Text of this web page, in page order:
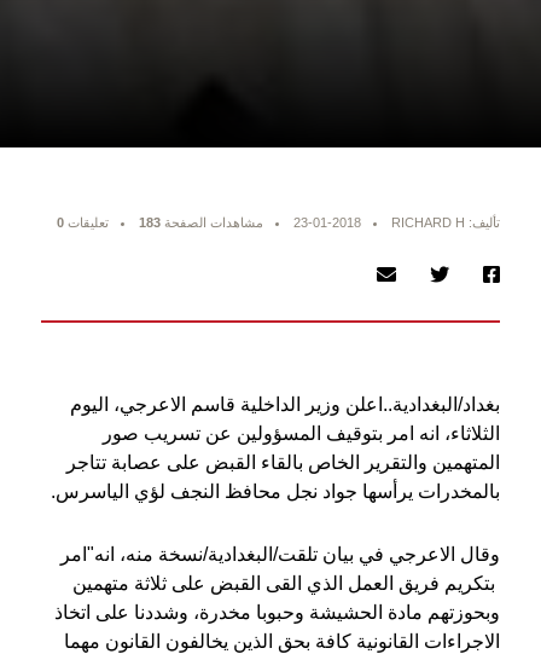
تأليف: RICHARD H 23-01-2018 مشاهدات الصفحة 183 تعليقات 0
بغداد/البغدادية..اعلن وزير الداخلية قاسم الاعرجي، اليوم
الثلاثاء، انه امر بتوقيف المسؤولين عن تسريب صور
المتهمين والتقرير الخاص بالقاء القبض على عصابة تتاجر
بالمخدرات يرأسها جواد نجل محافظ النجف لؤي الياسرس.
وقال الاعرجي في بيان تلقت/البغدادية/نسخة منه، انه"امر
بتكريم فريق العمل الذي القى القبض على ثلاثة متهمين
وبحوزتهم مادة الحشيشة وحبوبا مخدرة، وشددنا على اتخاذ
الاجراءات القانونية كافة بحق الذين يخالفون القانون مهما